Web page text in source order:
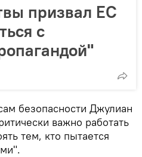
призвал ЕС
с
безопасности Джулиан
важно работать
тем, кто пытается